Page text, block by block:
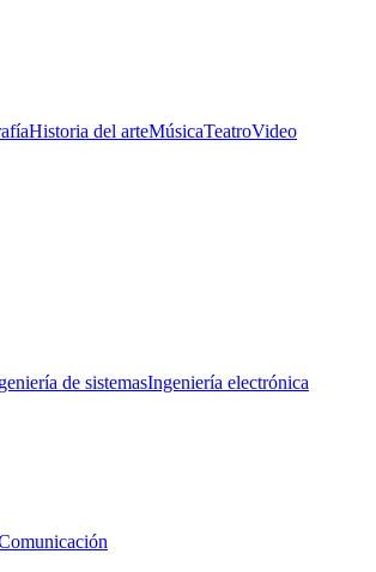
Historia del arteMúsicaTeatroVideo
de sistemasIngeniería electrónica